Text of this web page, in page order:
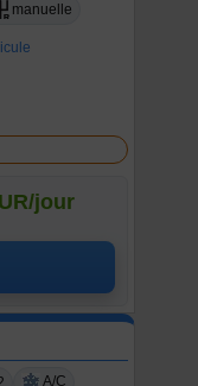
manuelle
jour
A/C